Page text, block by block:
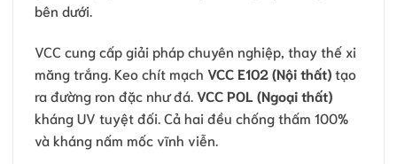
bên dưới.
VCC cung cấp giải pháp chuyên nghiệp, thay thế xi
măng trắng. Keo chít mạch VCC E102 (Nội thất)tạo
ra đường ron đặc như đá. VCC POL (Ngoại thất)
kháng UV tuyệt đối. Cả hai đều chống thấm 100%
và kháng nấm mốc vĩnh viễn.